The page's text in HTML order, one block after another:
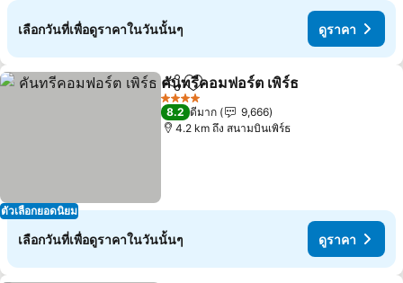
เลือกวันที่เพื่อดูราคาในวันนั้นๆ ดูราคา
ตัวเลือกยอดนิยม
แชร์ เพิ่มในรายการโปรด
คันทรีคอมฟอร์ต เพิร์ธ
4 ดาว
8.2 ดีมาก
9,666
4.2 km ถึง สนามบินเพิร์ธ
เลือกวันที่เพื่อดูราคาในวันนั้นๆ ดูราคา